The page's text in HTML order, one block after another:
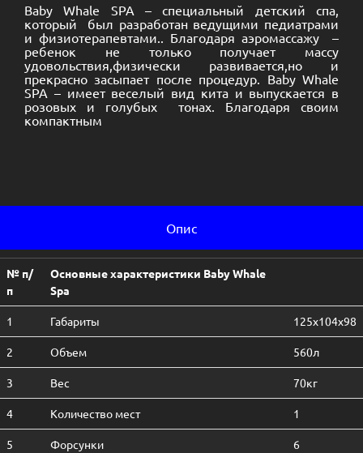
Baby Whale SPA – специальный детский спа,
который был разработан ведущими педиатрами
и физиотерапевтами.. Благодаря аэромассажу –
ребенок не только получает массу
удовольствия,физически развивается,но и
прекрасно засыпает после процедур. Baby Whale
SPA – имеет веселый вид кита и выпускается в
розовых и голубых тонах. Благодаря своим
компактным
Опис
№ п/
п
Основные характеристики Baby Whale
Spa
1 Габариты 125х104х98
2 Объем 560л
3 Вес 70кг
4 Количество мест 1
5 Форсунки 6